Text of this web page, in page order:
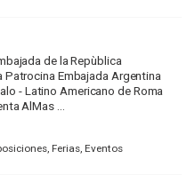
de la Repùblica
Patrocina Embajada Argentina
- Latino Americano de Roma
AlMas ...
Ferias, Eventos